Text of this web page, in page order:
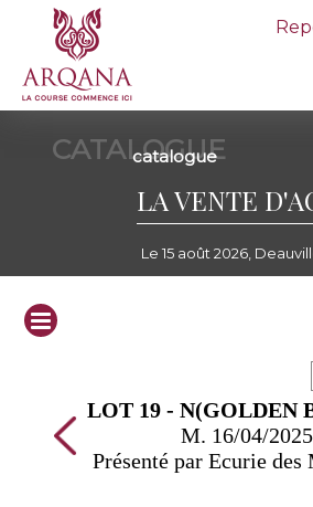
CATALOGUE
catalogue
LA VENTE
Le 15 août 2026,
LOT 19 - N(GOLDEN
M. 16/04/2025
Présenté par Ecurie des